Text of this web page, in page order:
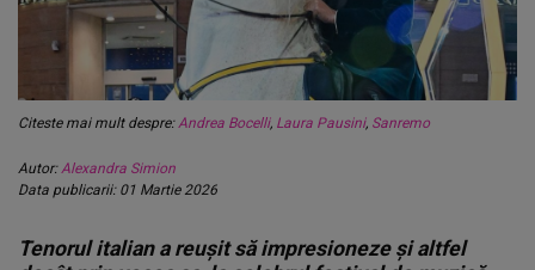
Citeste mai mult despre:Andrea Bocelli, Laura Pausini, Sanremo
Autor:Alexandra Simion
Data publicarii: 01 Martie 2026
Tenorul italian a reușit să impresioneze și altfel